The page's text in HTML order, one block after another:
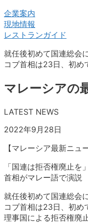
企業案内
現地情報
レストランガイド
就任後初めて国連総会
コブ首相は23日、初め
マレーシアの
LATEST NEWS
2022年9月28日
【マレーシア最新ニュ
「国連は拒否権廃止を」
首相がマレー語で演説
就任後初めて国連総会
コブ首相は23日、初め
理事国による拒否権廃